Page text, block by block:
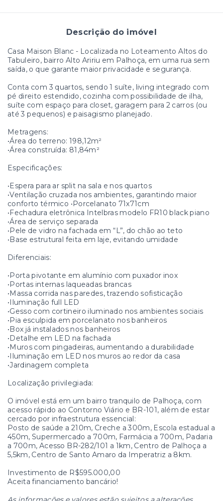
Descrição do imóvel
Casa Maison Blanc - Localizada no Loteamento Altos do
Tabuleiro, bairro Alto Aririu em Palhoça, em uma rua sem
saída, o que garante maior privacidade e segurança.
Conta com 3 quartos, sendo 1 suíte, living integrado com
pé direito estendido, cozinha com possibilidade de ilha,
suíte com espaço para closet, garagem para 2 carros (ou
até 3 pequenos) e paisagismo planejado.
Metragens:
•Área do terreno: 198,12m²
•Área construída: 81,84m²
Especificações:
•Espera para ar split na sala e nos quartos
•Ventilação cruzada nos ambientes, garantindo maior
conforto térmico •Porcelanato 71x71cm
•Fechadura eletrônica Intelbras modelo FR10 black piano
•Área de serviço separada
•Pele de vidro na fachada em “L”, do chão ao teto
•Base estrutural feita em laje, evitando umidade
Diferenciais:
•Porta pivotante em alumínio com puxador inox
•Portas internas laqueadas brancas
•Massa corrida nas paredes, trazendo sofisticação
•Iluminação full LED
•Gesso com cortineiro iluminado nos ambientes sociais
•Pia esculpida em porcelanato nos banheiros
•Box já instalados nos banheiros
•Detalhe em LED na fachada
•Muros com pingadeiras, aumentando a durabilidade
•Iluminação em LED nos muros ao redor da casa
•Jardinagem completa
Localização privilegiada:
O imóvel está em um bairro tranquilo de Palhoça, com
acesso rápido ao Contorno Viário e BR-101, além de estar
cercado por infraestrutura essencial:
Posto de saúde a 210m, Creche a 300m, Escola estadual a
450m, Supermercado a 700m, Farmácia a 700m, Padaria
a 700m, Acesso BR-282/101 a 1km, Centro de Palhoça a
5,5km, Centro de Santo Amaro da Imperatriz a 8km.
Investimento de R$595.000,00
Aceita financiamento bancário!